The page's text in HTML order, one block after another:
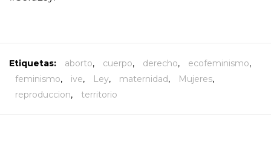
Etiquetas: aborto, cuerpo, derecho, ecofeminismo,
feminismo, ive, Ley, maternidad, Mujeres,
reproduccion, territorio